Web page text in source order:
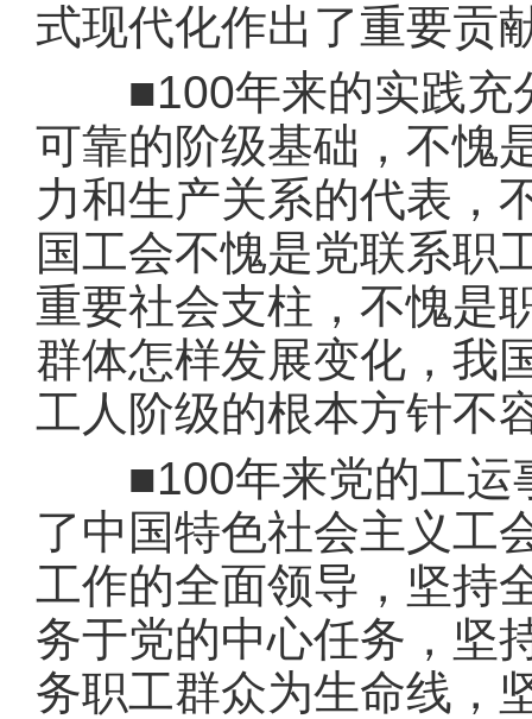
式现代化作出了重要贡
■100年来的实践充分
可靠的阶级基础，不愧
力和生产关系的代表，
国工会不愧是党联系职
重要社会支柱，不愧是
群体怎样发展变化，我
工人阶级的根本方针不
■100年来党的工运事
了中国特色社会主义工
工作的全面领导，坚持
务于党的中心任务，坚
务职工群众为生命线，